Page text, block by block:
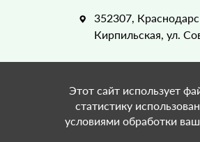
352307,
Кирпильская, ул.
Этот сайт использует
статистику
условиями обработки